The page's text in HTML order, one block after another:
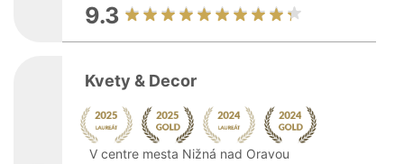
9.3
Kvety & Decor
V centre mesta Nižná nad Oravou